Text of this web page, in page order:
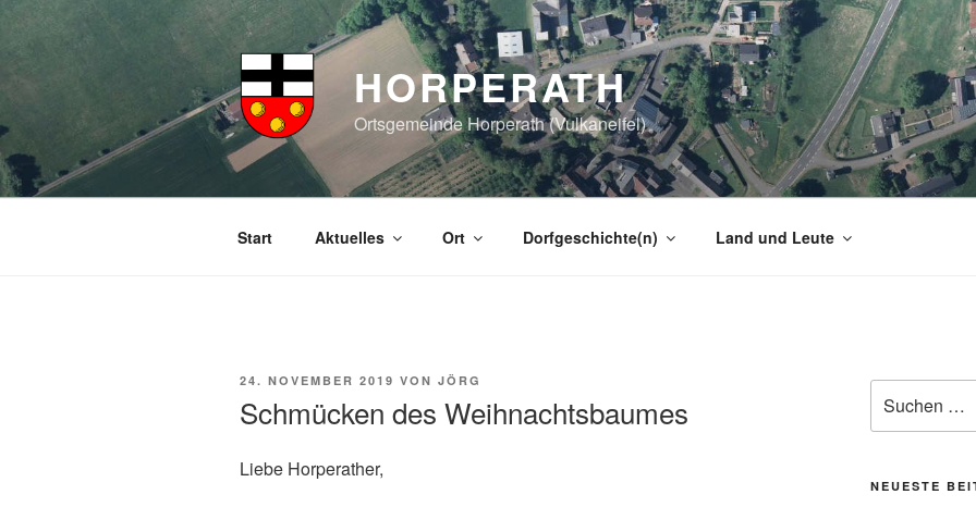
Inhalt
springen
HORPERATH
Ortsgemeinde Horperath (Vulkaneifel)
Start Aktuelles Ort Dorfgeschichte(n) Land und Leute
VERÖFFENTLICHT
24. NOVEMBER 2019 VON JÖRG
Schmücken des Weihnachtsbaumes
Liebe Horperather,
nach:
NEUESTE